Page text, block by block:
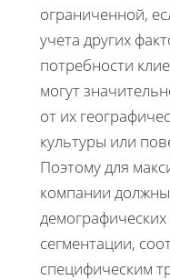
ограниченной,
учета других
потребности
могут
от их
культуры или
Поэтому для
компании
сегментации,
специфическим